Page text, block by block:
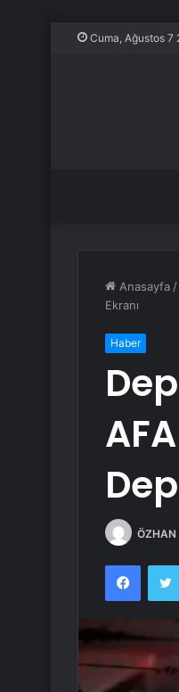
Cuma, Ağustos 7
Anasayfa /
Ekranı
Haber
ÖZHAN